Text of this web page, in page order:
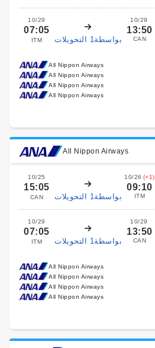
10/29
07:05
ITM بواسطة1 التحويلات
10/29
13:50
CAN
All Nippon Airways
All Nippon Airways
All Nippon Airways
All Nippon Airways
All Nippon Airways
10/25
15:05
CAN بواسطة1 التحويلات
10/26 (+1)
09:10
ITM
10/29
07:05
ITM بواسطة1 التحويلات
10/29
13:50
CAN
All Nippon Airways
All Nippon Airways
All Nippon Airways
All Nippon Airways